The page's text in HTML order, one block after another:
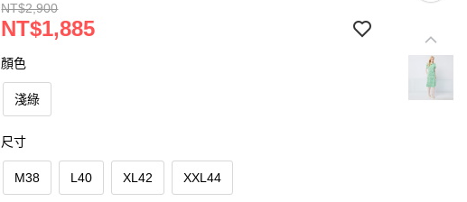
NT$2,900
NT$1,885
顏色
淺綠
尺寸
M38 L40 XL42 XXL44